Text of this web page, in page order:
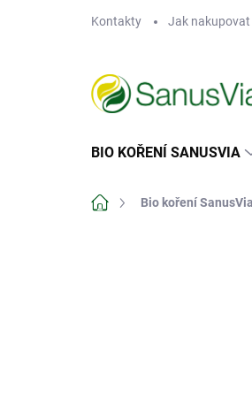
Kontakty Jak nakupovat
BIO KOŘENÍ SANUSVIA
Domů Bio koření SanusVia